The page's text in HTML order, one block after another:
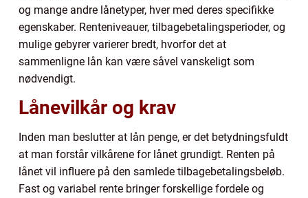
og mange andre lånetyper, hver med deres specifikke
egenskaber. Renteniveauer, tilbagebetalingsperioder, og
mulige gebyrer varierer bredt, hvorfor det at
sammenligne lån kan være såvel vanskeligt som
nødvendigt.
Lånevilkår og krav
Inden man beslutter at lån penge, er det betydningsfuldt
at man forstår vilkårene for lånet grundigt. Renten på
lånet vil influere på den samlede tilbagebetalingsbeløb.
Fast og variabel rente bringer forskellige fordele og